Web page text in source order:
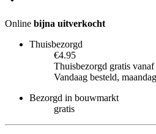
Online bijna uitverkocht
Thuisbezorgd
€4.95
Thuisbezorgd gratis
Vandaag besteld,
Bezorgd in bouwmarkt
gratis